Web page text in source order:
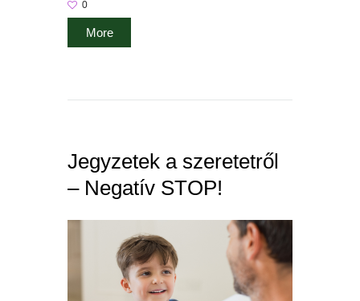
0
More
Jegyzetek a szeretetről
– Negatív STOP!